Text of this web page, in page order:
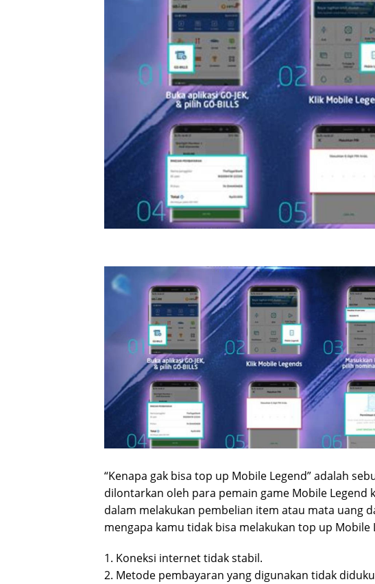
“Kenapa gak bisa top up Mobile Legend” adalah
dilontarkan oleh para pemain game Mobile Legend
dalam melakukan pembelian item atau mata uang
mengapa kamu tidak bisa melakukan top up Mobile
1. Koneksi internet tidak stabil.
2. Metode pembayaran yang digunakan tidak